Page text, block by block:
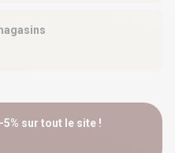
sur tout le site !